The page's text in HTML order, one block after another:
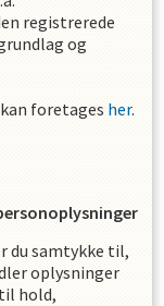
registrerede
og
foretages her.
du samtykke til,
oplysninger
hold,